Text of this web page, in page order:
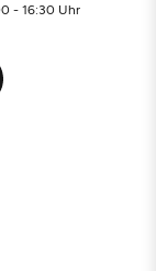
- 16:30 Uhr